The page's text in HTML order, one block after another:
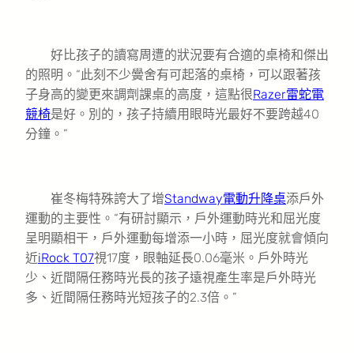
好比孩子的讀寫周遭的狀況要有合適的桌椅和傑出
的照明。“此刻不少黌舍有可起落的桌椅，可以跟著孩
子身高的變更來調劑課桌的高度，這點很Razer雷蛇電
競椅是好。別的，孩子持續用眼時光最好不要跨越40
分鐘。”
崔冬梅特殊誇大了增Standway電動升降桌添戶外
運動的主要性。“有研討顯示，戶外運動時光和屈光度
呈明顯相干，戶外運動每增添一小時，屈光度就會傾向
近iRock T07視17度，眼軸延長0.06毫米。戶外時光
少、近間隔任務時光長的孩子遠視產生率是戶外時光
多、近間隔任務時光短孩子的2.3倍。”